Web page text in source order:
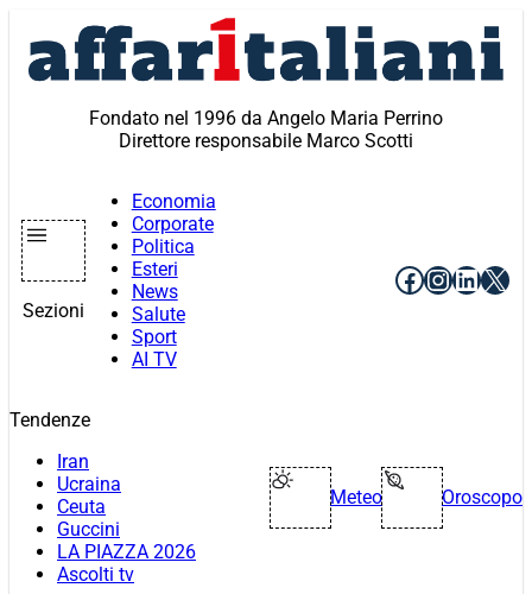
contenuto
Fondato nel 1996 da Angelo Maria Perrino
Direttore responsabile Marco Scotti
Sezioni
Economia
Corporate
Politica
Esteri
News
Salute
Sport
AI TV
Facebook
X
Tendenze
Iran
Ucraina
Ceuta
Guccini
LA PIAZZA 2026
Ascolti tv
Meteo Oroscopo